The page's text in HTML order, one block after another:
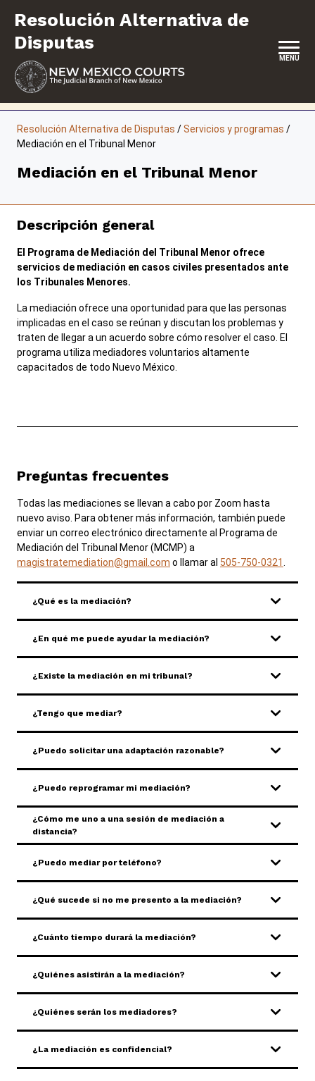
contenido
Resolución Alternativa de
Disputas
MENU
UBICACIÓN, HORARIOS DE ATENCIÓN E INFORMACIÓN DE
SERVICIOS Y PROGRAMAS
FORMULARIOS Y EXPEDIENTES
Carreras
ADA y adaptaciones
Resolución Alternativa de Disputas /Servicios y programas /
Mediación en el Tribunal Menor
Mediación en el Tribunal Menor
Descripción general
El Programa de Mediación del Tribunal Menor ofrece
servicios de mediación en casos civiles presentados ante
los Tribunales Menores.
La mediación ofrece una oportunidad para que las personas
implicadas en el caso se reúnan y discutan los problemas y
traten de llegar a un acuerdo sobre cómo resolver el caso. El
programa utiliza mediadores voluntarios altamente
capacitados de todo Nuevo México.
Preguntas frecuentes
Todas las mediaciones se llevan a cabo por Zoom hasta
nuevo aviso. Para obtener más información, también puede
enviar un correo electrónico directamente al Programa de
Mediación del Tribunal Menor (MCMP) a
magistratemediation@gmail.com o llamar al 505-750-0321
¿Qué es la mediación?
¿En qué me puede ayudar la mediación?
¿Existe la mediación en mi tribunal?
¿Tengo que mediar?
¿Puedo solicitar una adaptación razonable?
¿Puedo reprogramar mi mediación?
¿Cómo me uno a una sesión de mediación a
distancia?
¿Puedo mediar por teléfono?
¿Qué sucede si no me presento a la mediación?
¿Cuánto tiempo durará la mediación?
¿Quiénes asistirán a la mediación?
¿Quiénes serán los mediadores?
¿La mediación es confidencial?